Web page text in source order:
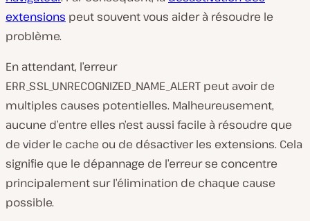
extensions peut souvent vous aider à résoudre le
problème.
En attendant, l’erreur
ERR_SSL_UNRECOGNIZED_NAME_ALERT peut avoir de
multiples causes potentielles. Malheureusement,
aucune d’entre elles n’est aussi facile à résoudre que
de vider le cache ou de désactiver les extensions. Cela
signifie que le dépannage de l’erreur se concentre
principalement sur l’élimination de chaque cause
possible.